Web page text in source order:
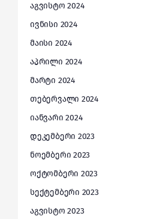
აგვისტო 2024
ივნისი 2024
მაისი 2024
აპრილი 2024
მარტი 2024
თებერვალი 2024
იანვარი 2024
დეკემბერი 2023
ნოემბერი 2023
ოქტომბერი 2023
სექტემბერი 2023
აგვისტო 2023